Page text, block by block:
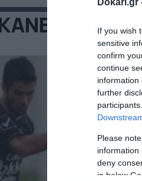
Dokari.gr
If you wish
sensitive
confirm
continue
information
further
Please
information
deny
in below
Ο